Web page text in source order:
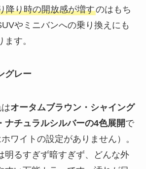
降り時の開放感が増すのはもち
やミニバンへの乗り換えにも
す。
グレー
オータムブラウン・シャイング
ナチュラルシルバーの4色展開で
ワイトの設定がありません）。
明るすぎず暗すぎず、どんな外